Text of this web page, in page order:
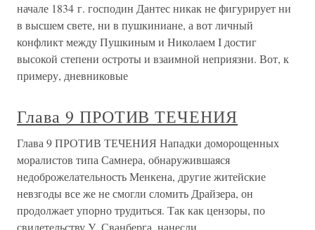
начале 1834 г. господин Дантес никак не фигурирует ни
в высшем свете, ни в пушкиниане, а вот личный
конфликт между Пушкиным и Николаем I достиг
высокой степени остроты и взаимной неприязни. Вот, к
примеру, дневниковые
Глава 9 ПРОТИВ ТЕЧЕНИЯ
Глава 9 ПРОТИВ ТЕЧЕНИЯ Нападки доморощенных
моралистов типа Самнера, обнаружившаяся
недоброжелательность Менкена, другие житейские
невзгоды все же не смогли сломить Драйзера, он
продолжает упорно трудиться. Так как цензоры, по